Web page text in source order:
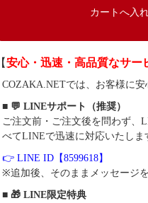
カートへ入
【安心・迅速・高品質なサー
COZAKA.NETでは、お客様に
■ 💬 LINEサポート（推奨）
ご注文前・ご注文後を問わず、
べてLINEで迅速に対応いたしま
👉 LINE ID【8599618】
※追加後、そのままメッセージ
■ 🎁 LINE限定特典